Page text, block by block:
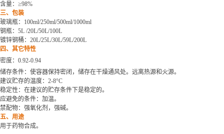
含量： ≥98%
三、包装
玻璃瓶： 100ml/250ml/500ml/1000ml
钢瓶： 5L /20L/50L/100L
镀锌钢桶： 20L/25L/30L/59L/200L
四、其它特性
密度： 0.92-0.94
储存条件：使容器保持密闭，储存在干燥通风处。远离热源和火源。
建议贮存的温度： 2-8°C
稳定性：在建议的贮存条件下是稳定的。
应避免的条件：加温。
禁配物：强氧化剂，强碱。
五、用途
用于药物合成。